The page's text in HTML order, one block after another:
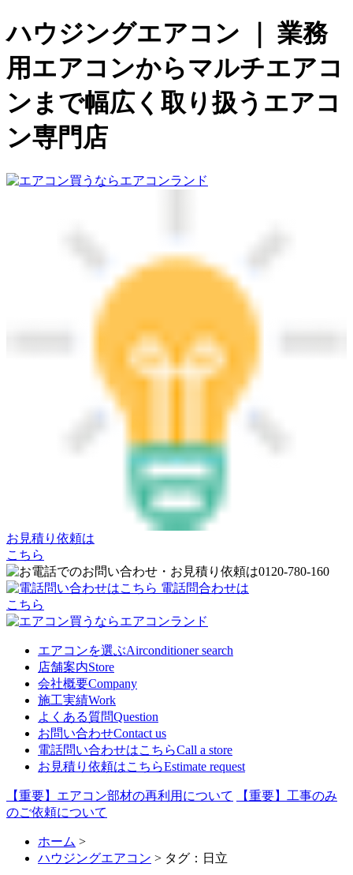
ハウジングエアコン ｜ 業務
用エアコンからマルチエアコ
ンまで幅広く取り扱うエアコ
ン専門店
お見積り依頼は
こちら
電話問合わせは
こちら
エアコンを選ぶAirconditioner search
店舗案内Store
会社概要Company
施工実績Work
よくある質問Question
お問い合わせContact us
電話問い合わせはこちらCall a store
お見積り依頼はこちらEstimate request
【重要】エアコン部材の再利用について
【重要】工事のみ
のご依頼について
ホーム >
ハウジングエアコン > タグ：日立